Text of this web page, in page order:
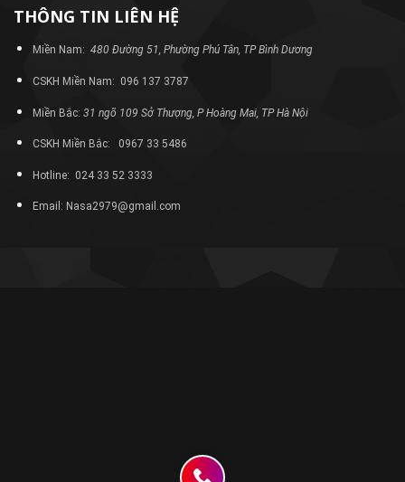
THÔNG TIN LIÊN HỆ
Miền Nam: 480 Đường 51, Phường Phú Tân, TP Bình Dương
CSKH Miền Nam: 096 137 3787
Miền Bắc: 31 ngõ 109 Sở Thượng, P Hoàng Mai, TP Hà Nội
CSKH Miền Bắc: 0967 33 5486
Hotline: 024 33 52 3333
Email: Nasa2979@gmail.com